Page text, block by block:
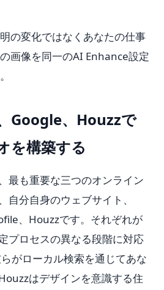
の変化ではなくあなたの仕事
画像を同一のAI Enhance設定
Google、Houzzで
を構築する
最も重要な三つのオンライン
自分自身のウェブサイト、
、Houzzです。それぞれが
プロセスの異なる段階に対応
がローカル検索を通じてあな
はデザインを意識する住